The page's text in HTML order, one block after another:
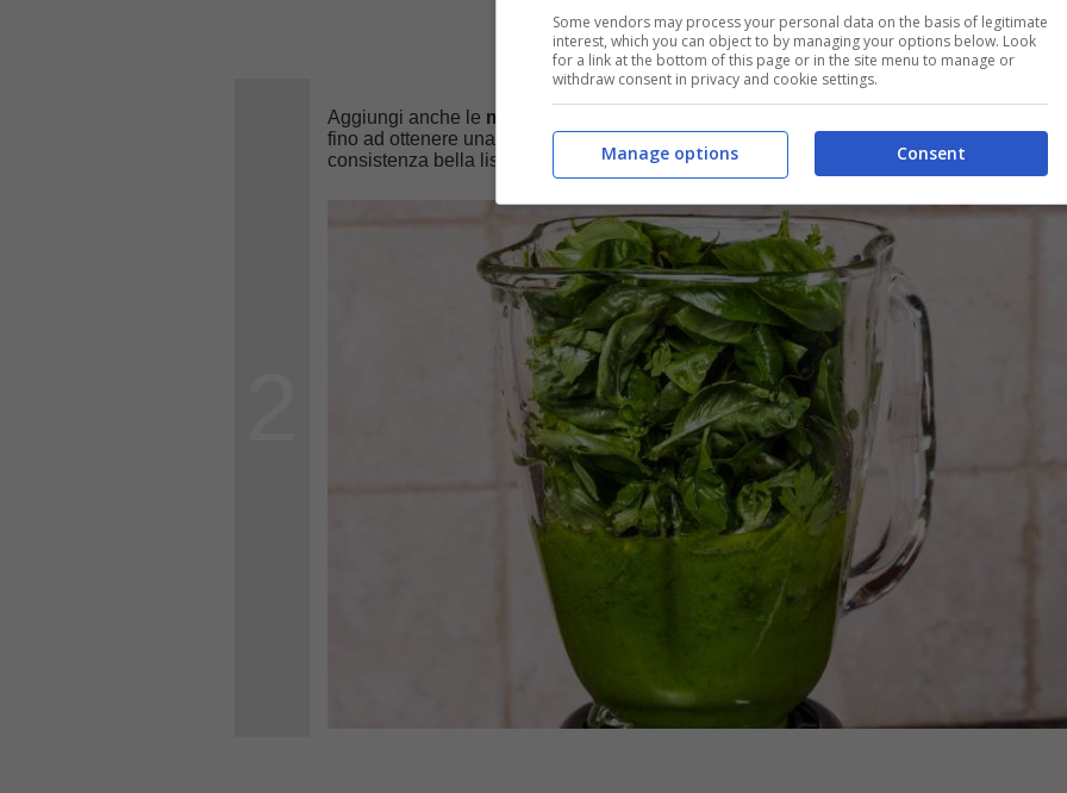
Aggiungi anche le mandorle
fino ad ottenere una crema. Incorpora laricottae frulla di nuovo, in modo da ricavare una
consistenza bella liscia e cremosa.
Some vendors may process your personal data on the basis of legitimate
interest, which you can object to by managing your options below. Look
for a link at the bottom of this page or in the site menu to manage or
withdraw consent in privacy and cookie settings.
Consent
Manage options